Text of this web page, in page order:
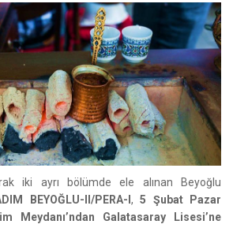
iki ayrı bölümde ele alınan Beyoğlu
BEYOĞLU-II/PERA-I , 5 Şubat Pazar
Meydanı’ndan Galatasaray Lisesi’ne